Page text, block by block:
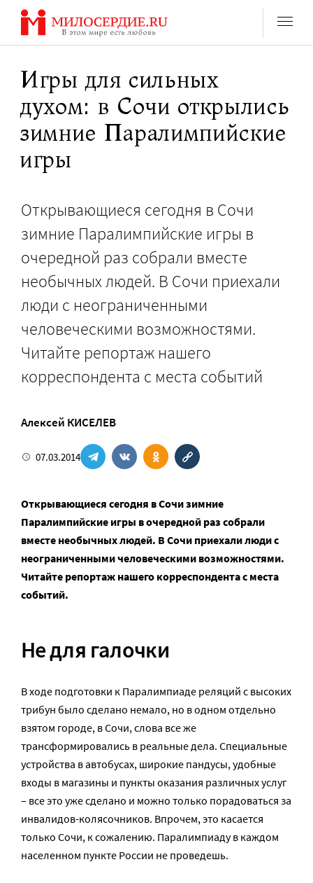
Перейти
содержанию
Игры для сильных
духом: в Сочи открылись
зимние Паралимпийские
игры
Открывающиеся сегодня в Сочи
зимние Паралимпийские игры в
очередной раз собрали вместе
необычных людей. В Сочи приехали
люди с неограниченными
человеческими возможностями.
Читайте репортаж нашего
корреспондента с места событий
Алексей КИСЕЛЕВ
07.03.2014
Открывающиеся сегодня в Сочи зимние
Паралимпийские игры в очередной раз собрали
вместе необычных людей. В Сочи приехали люди с
неограниченными человеческими возможностями.
Читайте репортаж нашего корреспондента с места
событий.
Не для галочки
В ходе подготовки к Паралимпиаде реляций с высоких
трибун было сделано немало, но в одном отдельно
взятом городе, в Сочи, слова все же
трансформировались в реальные дела. Специальные
устройства в автобусах, широкие пандусы, удобные
входы в магазины и пункты оказания различных услуг
– все это уже сделано и можно только порадоваться за
инвалидов-колясочников. Впрочем, это касается
только Сочи, к сожалению. Паралимпиаду в каждом
населенном пункте России не проведешь.